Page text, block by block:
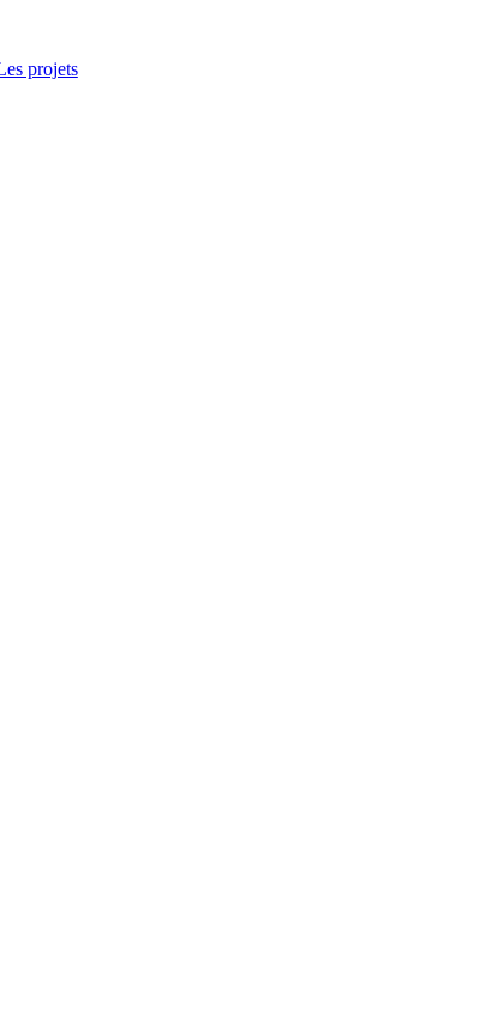
projets